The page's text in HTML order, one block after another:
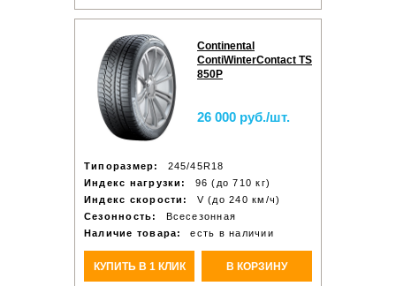
Continental
ContiWinterContact TS
850P
26 000 руб./шт.
Типоразмер:
245/45R18
Индекс нагрузки:
96 (до 710 кг)
Индекс скорости:
V (до 240 км/ч)
Сезонность:
Всесезонная
Наличие товара:
есть в наличии
КУПИТЬ В 1 КЛИК В КОРЗИНУ